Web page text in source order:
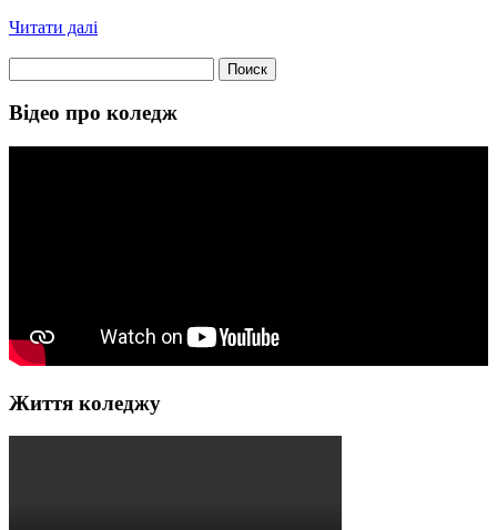
Читати далі
Відео про коледж
Життя коледжу